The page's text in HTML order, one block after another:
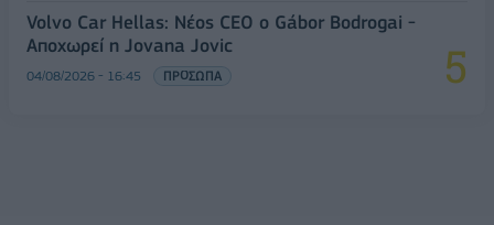
Volvo Car Hellas: Νέος CEO ο Gábor Bodrogai -
Αποχωρεί η Jovana Jovic
04/08/2026 - 16:45 ΠΡΟΣΩΠΑ